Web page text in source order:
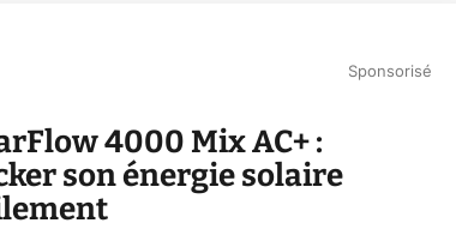
Sponsorisé
4000 Mix AC+ :
son énergie solaire